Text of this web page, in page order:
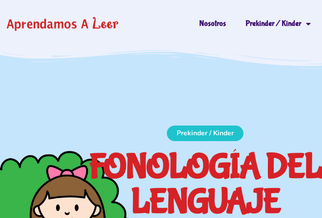
Nosotros Prekinder / Kinder
Prekinder / Kinder
FONOLOGÍA DEL
LENGUAJE